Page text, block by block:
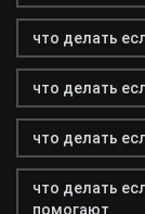
что делать
что делать
что делать
что делать
помогают